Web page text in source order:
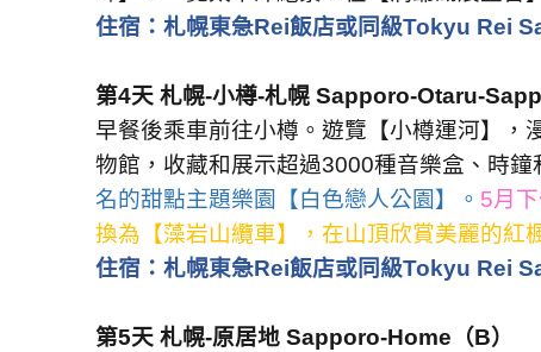
住宿： 札幌東急Rei飯店或同級Tokyu Rei
第4天 札幌-小樽-札幌 Sapporo-Otaru-
早餐後乘車前往小樽。遊覽【小樽運河】，
物館，收藏和展示超過3000種音樂盒、時鐘
名的甜點主題樂園【白色戀人公園】。 5月
換為【藻岩山纜車】，在山頂欣賞美麗的紅
住宿： 札幌東急Rei飯店或同級Tokyu Rei
第5天 札幌-原居地 Sapporo-Home （B）